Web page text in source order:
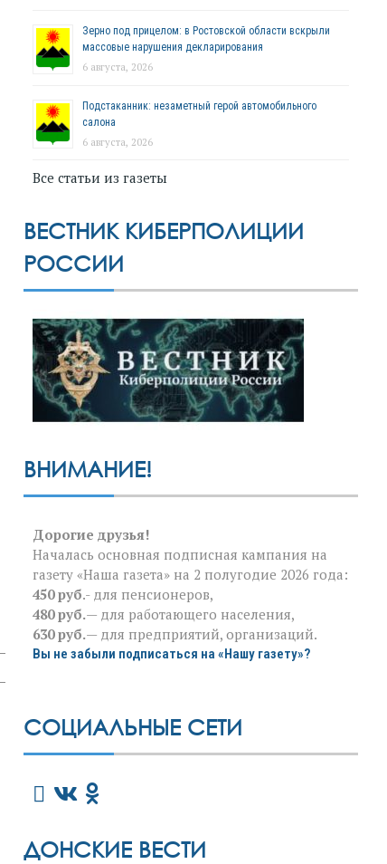
Зерно под прицелом: в Ростовской области вскрыли
массовые нарушения декларирования
6 августа, 2026
Подстаканник: незаметный герой автомобильного
салона
6 августа, 2026
Все статьи из газеты
ВЕСТНИК КИБЕРПОЛИЦИИ
РОССИИ
ВНИМАНИЕ!
Дорогие друзья!
Началась основная подписная кампания на
газету «Наша газета» на 2 полугодие 2026 года:
450 руб.- для пенсионеров,
480 руб.— для работающего населения,
630 руб.— для предприятий, организаций.
Вы не забыли подписаться на «Нашу газету»?
СОЦИАЛЬНЫЕ СЕТИ
ДОНСКИЕ ВЕСТИ